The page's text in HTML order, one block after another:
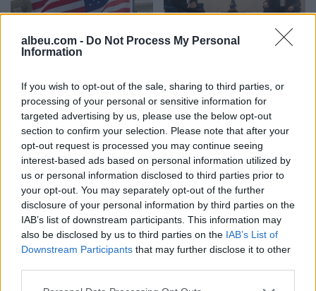
albeu.com - Do Not Process My Personal
Information
If you wish to opt-out of the sale, sharing to third parties, or
processing of your personal or sensitive information for
targeted advertising by us, please use the below opt-out
section to confirm your selection. Please note that after your
opt-out request is processed you may continue seeing
interest-based ads based on personal information utilized by
us or personal information disclosed to third parties prior to
your opt-out. You may separately opt-out of the further
disclosure of your personal information by third parties on the
IAB’s list of downstream participants. This information may
also be disclosed by us to third parties on the IAB’s List of
Downstream Participants that may further disclose it to other
Senatorë amerikanë
sanksioneve ndaj
zyrtarëve të Republikës
Sërpska
Ende pa njoftim për
vazhdimin e seancës
konstituive të Kuvendit
Aksidenti tragjik në
Bavari, ambasadori Ajeti
ngushëllon familjarët e tre